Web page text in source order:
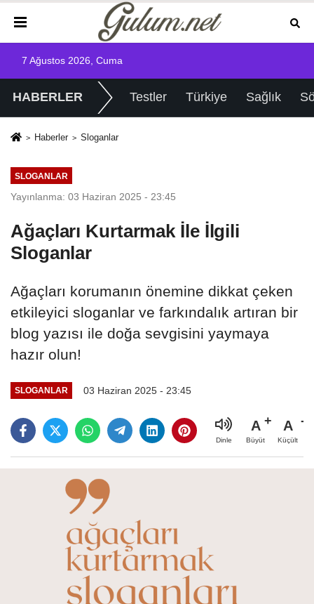
7 Ağustos 2026, Cuma
HABERLER Testler Türkiye Sağlık
Haberler Sloganlar
SLOGANLAR
Yayınlanma: 03 Haziran 2025 - 23:45
Ağaçları Kurtarmak İle İlgili
Sloganlar
Ağaçları korumanın önemine dikkat çeken
etkileyici sloganlar ve farkındalık artıran bir
blog yazısı ile doğa sevgisini yaymaya
hazır olun!
SLOGANLAR 03 Haziran 2025 - 23:45
Dinle
A
Büyüt
A
Küçült